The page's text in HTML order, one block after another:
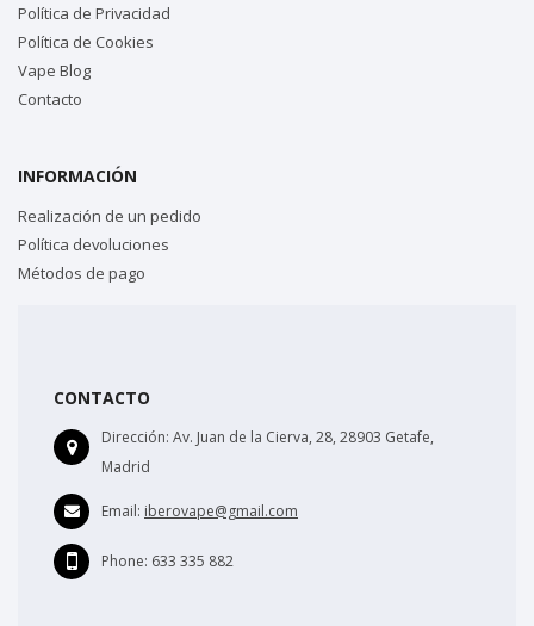
Política de Privacidad
Política de Cookies
Vape Blog
Contacto
INFORMACIÓN
Realización de un pedido
Política devoluciones
Métodos de pago
CONTACTO
Dirección: Av. Juan de la Cierva, 28, 28903 Getafe,
Madrid
Email: iberovape@gmail.com
Phone: 633 335 882